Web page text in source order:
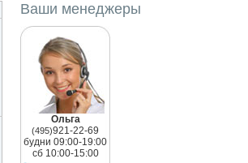
Ваши менеджеры
Ольга
(495)921-22-69
будни 09:00-19:00
сб 10:00-15:00